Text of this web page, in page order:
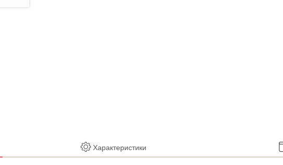
Характеристики